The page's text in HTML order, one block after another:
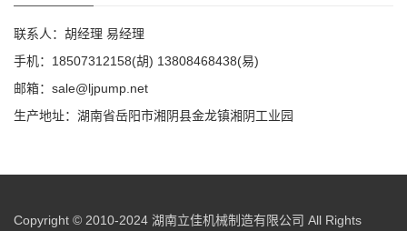
联系人：胡经理 易经理
手机：18507312158(胡) 13808468438(易)
邮箱：sale@ljpump.net
生产地址：湖南省岳阳市湘阴县金龙镇湘阴工业园
Copyright © 2010-2024 湖南立佳机械制造有限公司 All Rights